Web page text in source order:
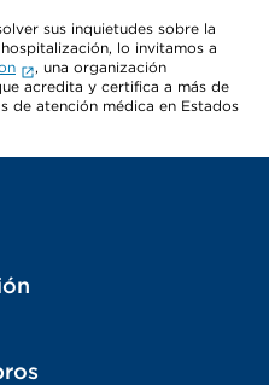
sus inquietudes sobre la
lo invitamos a
, una organización
acredita y certifica a más de
de atención médica en Estados